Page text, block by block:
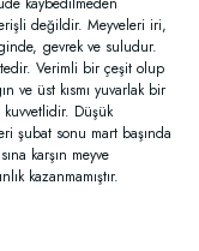
değildir. Meyveleri iri,
gevrek ve suludur.
Verimli bir çeşit olup
ve üst kısmı yuvarlak bir
Düşük
şubat sonu mart başında
karşın meyve
kazanmamıştır.